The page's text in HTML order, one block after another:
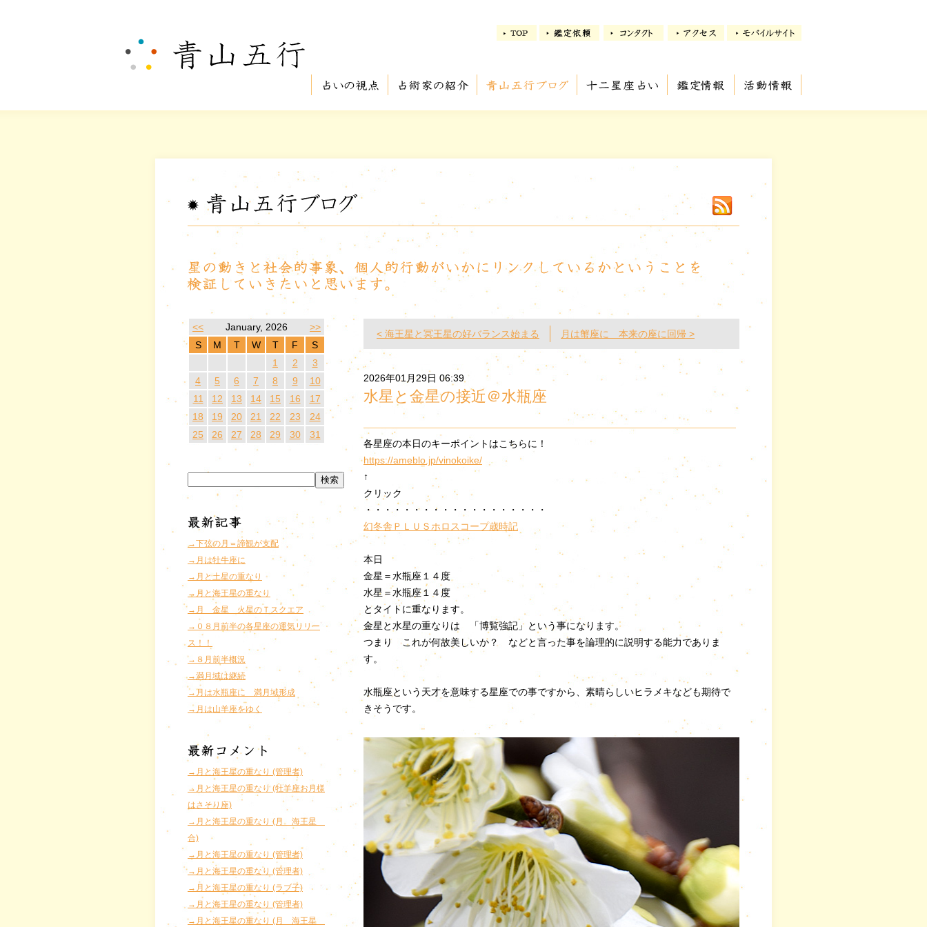
< 海王星と冥王星の好バランス始まる 月は蟹座に 本来の座に回帰 >
2026年01月29日 06:39
水星と金星の接近＠水瓶座
各星座の本日のキーポイントはこちらに！
https://ameblo.jp/vinokoike/
↑
クリック
・・・・・・・・・・・・・・・・・・・
幻冬舎ＰＬＵＳ ホロスコープ歳時記
本日
金星＝水瓶座１４度
水星＝水瓶座１４度
とタイトに重なります。
金星と水星の重なりは 「博覧強記」という事になります。
つまり これが何故美しいか？ などと言った事を論理的に説明する能力でありま
す。
水瓶座という天才を意味する星座での事ですから、素晴らしいヒラメキなども期待で
きそうです。
<< January, 2026
>>
S
M T W T F
S
1
2
3
4
5 6 7 8 9
10
11
12 13 14 15 16
17
18
19 20 21 22 23
24
25
26 27 28 29 30 31
→下弦の月＝諦観が支配
→月は牡牛座に
→月と土星の重なり
→月と海王星の重なり
→月 金星 火星のＴスクエア
→０８月前半の各星座の運気リリー
ス！！
→８月前半概況
→満月域は継続
→月は水瓶座に 満月域形成
→月は山羊座をゆく
→月と海王星の重なり (管理者)
→月と海王星の重なり (牡羊座お月様
はさそり座)
→月と海王星の重なり (月 海王星
合)
→月と海王星の重なり (管理者)
→月と海王星の重なり (管理者)
→月と海王星の重なり (ラブ子)
→月と海王星の重なり (管理者)
→月と海王星の重なり (月 海王星